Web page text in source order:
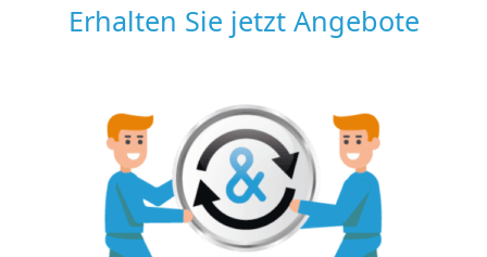
Erhalten Sie jetzt Angebote